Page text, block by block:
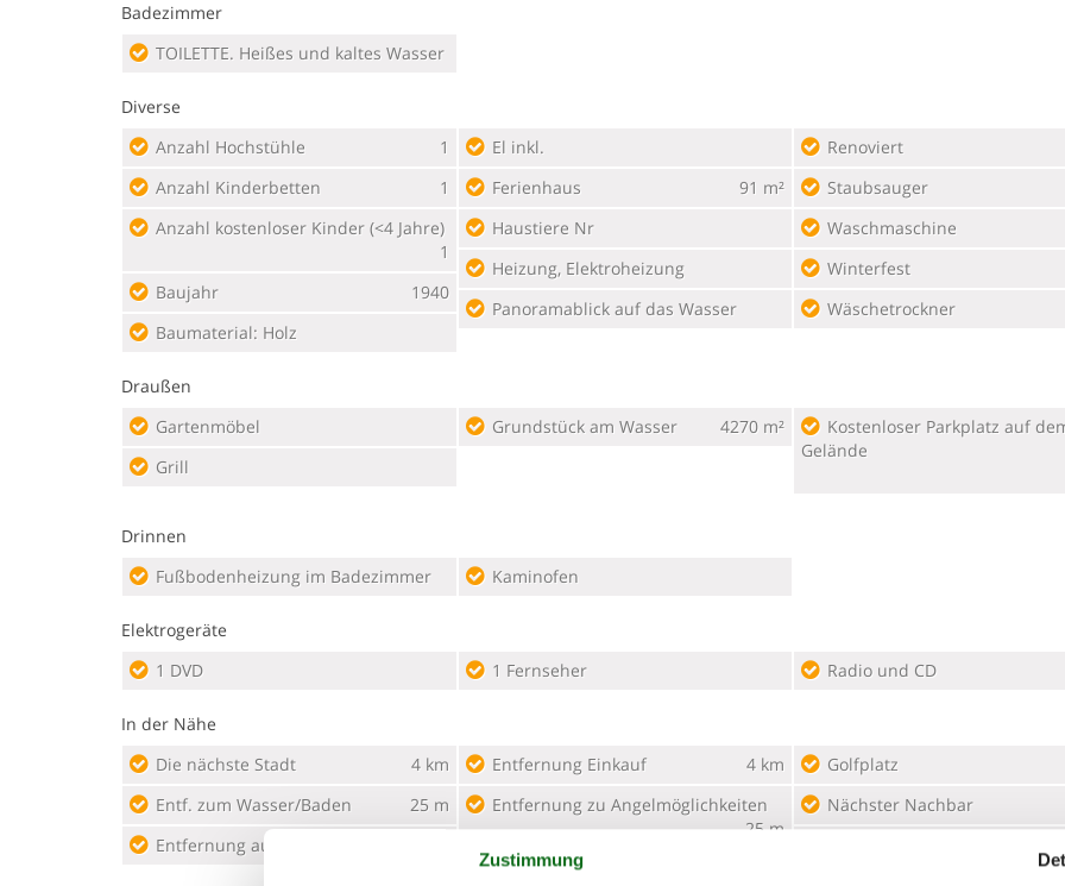
Badezimmer
TOILETTE. Heißes und kaltes Wasser
Diverse
Anzahl Hochstühle
1
Anzahl Kinderbetten
1
Anzahl kostenloser Kinder (<4 Jahre)
1
Baujahr
1940
Baumaterial: Holz
El inkl.
Ferienhaus
91 m²
Haustiere Nr
Heizung, Elektroheizung
Panoramablick auf das Wasser
Renoviert
Staubsauger
Waschmaschine
Winterfest
Wäschetrockner
Draußen
Gartenmöbel
Grill
Grundstück am Wasser 4270 m²
Gelände
Drinnen
Fußbodenheizung im Badezimmer
Kaminofen
Elektrogeräte
1 DVD
1 Fernseher Radio und CD
In der Nähe
Die nächste Stadt
4 km
Entf. zum Wasser/Baden
25 m
Entfernung auf der Straße
Entfernung Einkauf
4 km
Entfernung zu Angelmöglichkeiten
25 m
Golfplatz
Nächster Nachbar
Zustimmung